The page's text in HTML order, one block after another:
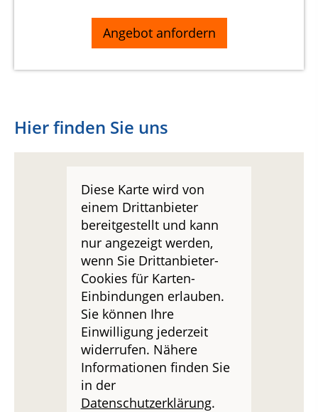
Hier finden Sie uns
Diese Karte wird von
einem Drittanbieter
bereitgestellt und kann
nur angezeigt werden,
wenn Sie Drittanbieter-
Cookies für Karten-
Einbindungen erlauben.
Sie können Ihre
Einwilligung jederzeit
widerrufen. Nähere
Informationen finden Sie
in der
Datenschutzerklärung.